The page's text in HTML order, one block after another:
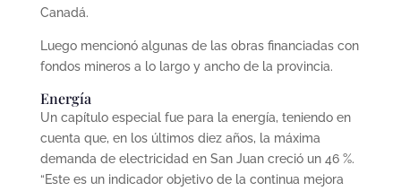
Canadá.
Luego mencionó algunas de las obras financiadas con
fondos mineros a lo largo y ancho de la provincia.
Energía
Un capítulo especial fue para la energía, teniendo en
cuenta que, en los últimos diez años, la máxima
demanda de electricidad en San Juan creció un 46 %.
“Este es un indicador objetivo de la continua mejora